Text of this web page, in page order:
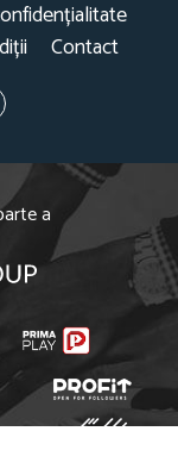
Contact
a